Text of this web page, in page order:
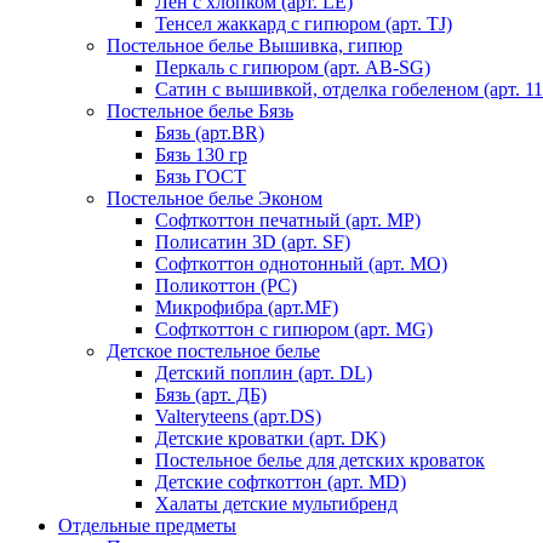
Тенсел жаккард с гипюром (арт. TJ)
Постельное белье Вышивка, гипюр
Перкаль с гипюром (арт. AB-SG)
Сатин с вышивкой, отделка гобеленом (арт.
Постельное белье Бязь
Бязь (арт.BR)
Бязь 130 гр
Бязь ГОСТ
Постельное белье Эконом
Софткоттон печатный (арт. MР)
Полисатин 3D (арт. SF)
Софткоттон однотонный (арт. MO)
Поликоттон (PC)
Микрофибра (арт.MF)
Софткоттон с гипюром (арт. MG)
Детское постельное белье
Детский поплин (арт. DL)
Бязь (арт. ДБ)
Valteryteens (арт.DS)
Детские кроватки (арт. DK)
Постельное белье для детских кроваток
Детские софткоттон (арт. MD)
Халаты детские мультибренд
Отдельные предметы